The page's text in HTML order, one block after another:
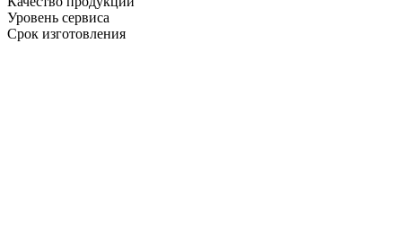
Уровень сервиса
Срок изготовления